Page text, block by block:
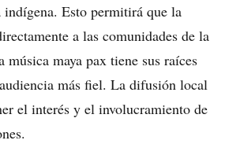
Esto permitirá que la
a las comunidades de la
música maya pax tiene sus raíces
más fiel. La difusión local
el interés y el involucramiento de